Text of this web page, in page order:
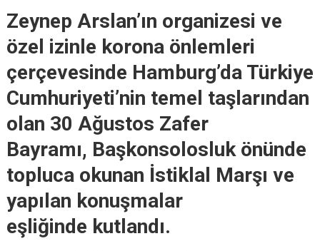
Zeynep Arslan’ın organizesi ve
özel izinle korona önlemleri
çerçevesinde Hamburg’da Türkiye
Cumhuriyeti’nin temel taşlarından
olan 30 Ağustos Zafer
Bayramı, Başkonsolosluk önünde
topluca okunan İstiklal Marşı ve
yapılan konuşmalar
eşliğinde kutlandı.